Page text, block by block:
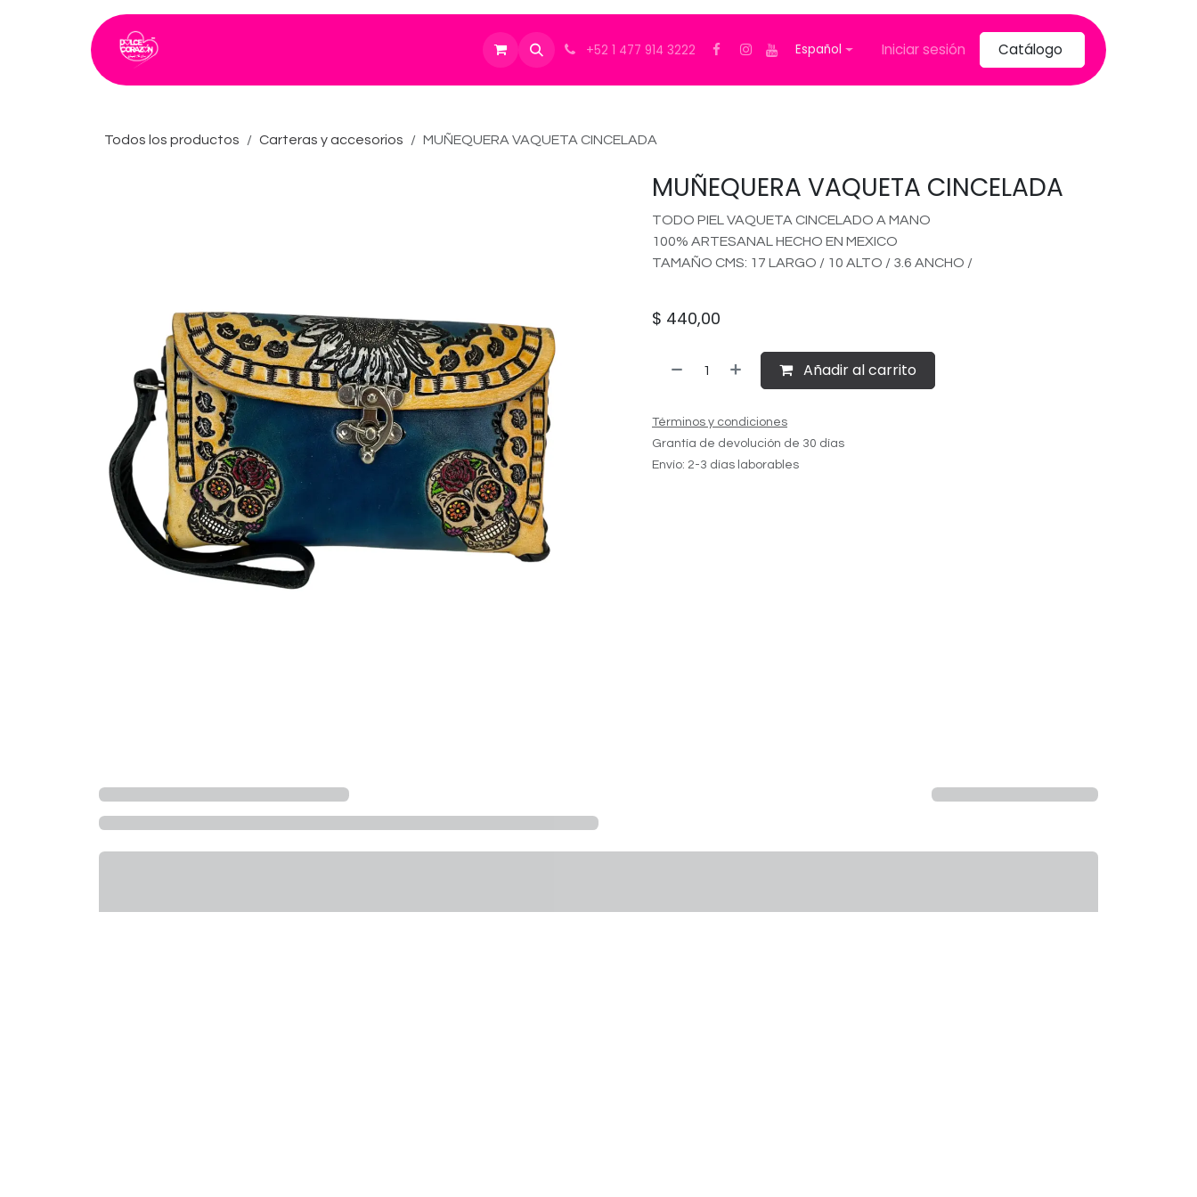
+52 1 477 914 3222 Español Iniciar sesión Catálogo
Todos los productos Carteras y accesorios MUÑEQUERA VAQUETA CINCELADA
MUÑEQUERA VAQUETA CINCELADA
TODO PIEL VAQUETA CINCELADO A MANO
100% ARTESANAL HECHO EN MEXICO
TAMAÑO CMS: 17 LARGO / 10 ALTO / 3.6 ANCHO /
$ 440,00
Añadir al carrito
Términos y condiciones
Grantía de devolución de 30 días
Envío: 2-3 días laborables